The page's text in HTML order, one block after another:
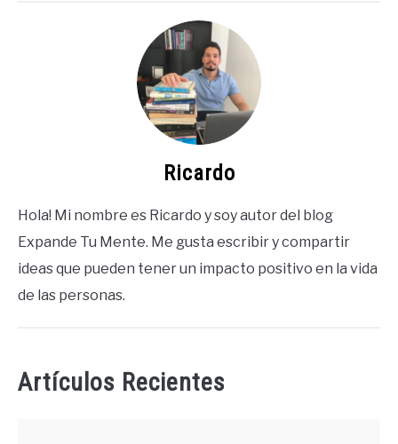
Ricardo
Hola! Mi nombre es Ricardo y soy autor del blog
Expande Tu Mente. Me gusta escribir y compartir
ideas que pueden tener un impacto positivo en la vida
de las personas.
Artículos Recientes